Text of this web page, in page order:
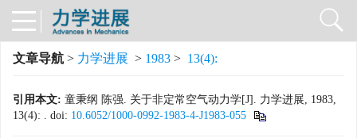
文章导航 > 力学进展 > 1983 > 13(4):
引用本文: 童秉纲 陈强. 关于非定常空气动力学[J]. 力学进展, 1983,
13(4): . doi: 10.6052/1000-0992-1983-4-J1983-055